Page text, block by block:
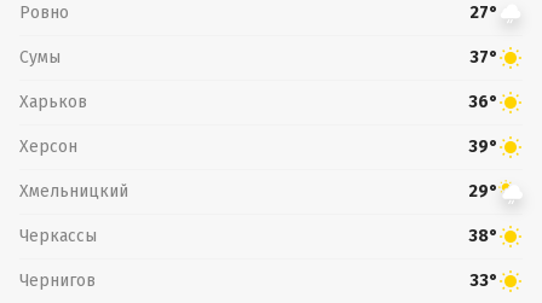
Ровно 27°
Сумы 37°
Харьков 36°
Херсон 39°
Хмельницкий 29°
Черкассы 38°
Чернигов 33°